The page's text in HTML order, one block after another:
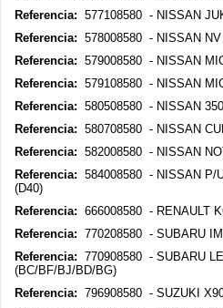
Referencia: 577108580 - NISSAN
Referencia: 578008580 - NISSAN
Referencia: 579008580 - NISSAN
Referencia: 579108580 - NISSAN
Referencia: 580508580 - NISSAN
Referencia: 580708580 - NISSAN
Referencia: 582008580 - NISSAN
Referencia: 584008580 - NISSAN P/
(D40)
Referencia: 666008580 - RENAULT
Referencia: 770208580 - SUBARU
Referencia: 770908580 - SUBARU
(BC/BF/BJ/BD/BG)
Referencia: 796908580 - SUZUKI